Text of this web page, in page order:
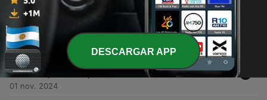
66 - Apuestas en línea: ¿Qué hay detrás de la
adicción? | ESPECIALES
15 nov. 2024
65 - Apuestas en línea: ¿Por qué les atraen tanto a los
mas jóvenes? | ESPECIALES
01 nov. 2024
DESCARGAR APP